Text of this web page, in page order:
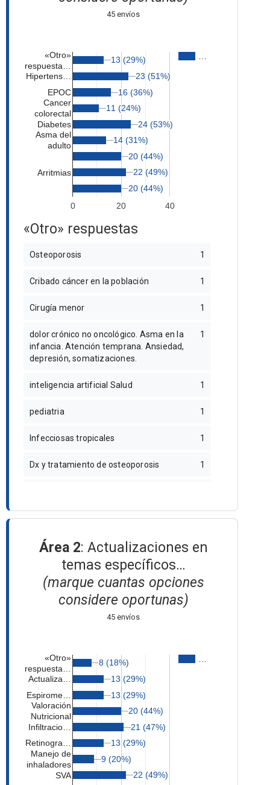
45 envíos
0 20 40
«Otro»
respuesta…
Hipertens…
EPOC
Cancer
colorectal
Diabetes
Asma del
adulto
Arritmias
13 (29%)
13 (29%)
23 (51%)
23 (51%)
16 (36%)
16 (36%)
11 (24%)
11 (24%)
24 (53%)
24 (53%)
14 (31%)
14 (31%)
20 (44%)
20 (44%)
22 (49%)
22 (49%)
20 (44%)
20 (44%)
«Otro» respuestas
Osteoporosis 1
Cribado cáncer en la población 1
Cirugía menor 1
dolor crónico no oncológico. Asma en la
infancia. Atención temprana. Ansiedad,
depresión, somatizaciones.
1
inteligencia artificial Salud 1
pediatria 1
Infecciosas tropicales 1
Dx y tratamiento de osteoporosis 1
CIRUGIA GENERAL Y APARATO DIGESTIVO 1
Ekg 1
radiografias
Dermatologia y dermatoscopia
Área 2: Actualizaciones en
temas específicos…
(marque cuantas opciones
considere oportunas)
45 envíos
«Otro»
respuesta…
Actualiza…
Espirome…
Valoración
Nutricional
Infiltracio…
Retinogra…
Manejo de
inhaladores
SVA
8 (18%)
8 (18%)
13 (29%)
13 (29%)
13 (29%)
13 (29%)
20 (44%)
20 (44%)
21 (47%)
21 (47%)
13 (29%)
13 (29%)
9 (20%)
9 (20%)
22 (49%)
22 (49%)